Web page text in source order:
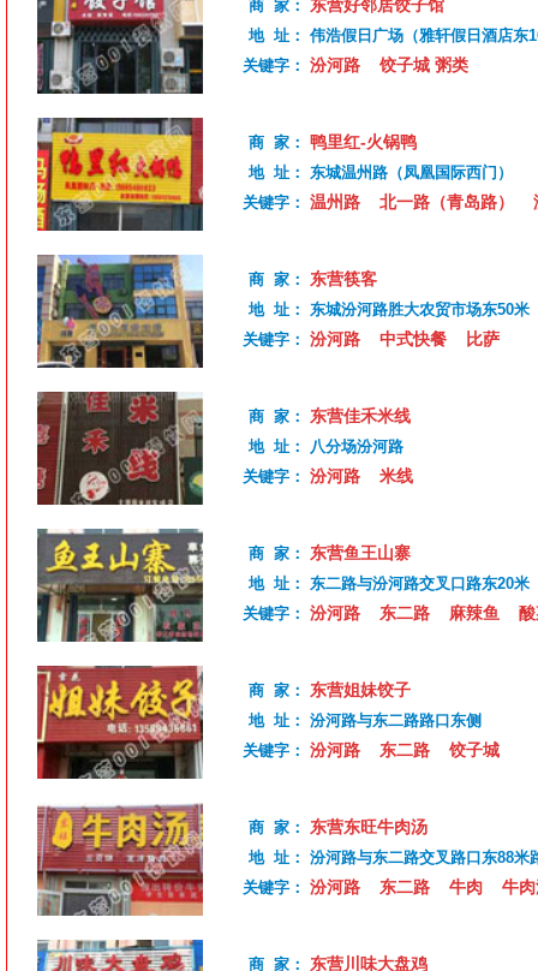
商 家： 东营好邻居饺子馆
地 址： 伟浩假日广场（雅轩假日酒店东
关键字： 汾河路 饺子城 粥类
商 家： 鸭里红-火锅鸭
地 址： 东城温州路（凤凰国际西门）
关键字： 温州路 北一路（青岛路）
商 家： 东营筷客
地 址： 东城汾河路胜大农贸市场东50米
关键字： 汾河路 中式快餐 比萨
商 家： 东营佳禾米线
地 址：
八分场汾河路
关键字： 汾河路 米线
商 家： 东营鱼王山寨
地 址： 东二路与汾河路交叉口路东20米
关键字： 汾河路 东二路 麻辣鱼
商 家： 东营姐妹饺子
地 址： 汾河路与东二路路口东侧
关键字： 汾河路 东二路 饺子城
商 家： 东营东旺牛肉汤
地 址： 汾河路与东二路交叉路口东88米
关键字： 汾河路 东二路 牛肉 牛
商 家： 东营川味大盘鸡